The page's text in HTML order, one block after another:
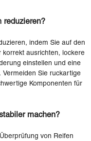
reduzieren?
indem Sie auf den
korrekt ausrichten, lockere
einstellen und eine
Vermeiden Sie ruckartige
Komponenten für
machen?
von Reifen